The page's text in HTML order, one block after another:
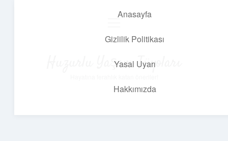
Anasayfa
Gizlilik Politikası
Yasal Uyarı
Hakkımızda
Huzurlu Yaşam Tüyoları